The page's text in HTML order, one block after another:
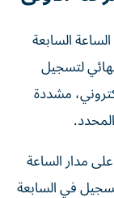
السابعة
النهائي لتسجيل
مشددة
مدار الساعة
في السابعة